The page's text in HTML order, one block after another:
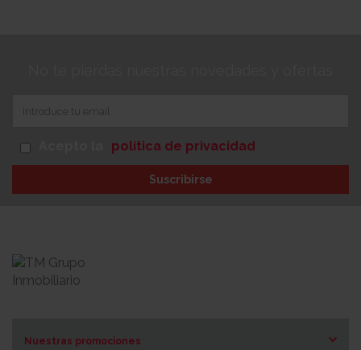
política de privacidad
Suscribirse
Nuestras promociones